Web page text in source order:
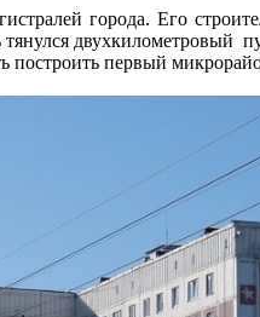
города. Его
двухкилометровый
первый